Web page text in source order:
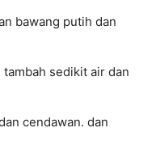
bawang putih dan
sedikit air dan
cendawan. dan